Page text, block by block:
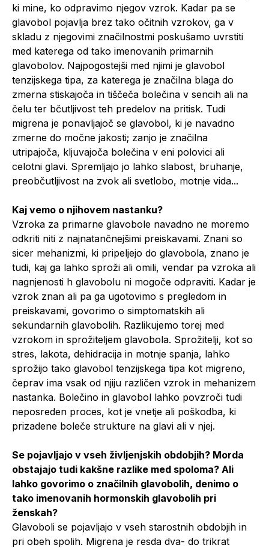
ki mine, ko odpravimo njegov vzrok. Kadar pa se
glavobol pojavlja brez tako očitnih vzrokov, ga v
skladu z njegovimi značilnostmi poskušamo uvrstiti
med katerega od tako imenovanih primarnih
glavobolov. Najpogostejši med njimi je glavobol
tenzijskega tipa, za katerega je značilna blaga do
zmerna stiskajoča in tiščeča bolečina v sencih ali na
čelu ter bčutljivost teh predelov na pritisk. Tudi
migrena je ponavljajoč se glavobol, ki je navadno
zmerne do močne jakosti; zanjo je značilna
utripajoča, kljuvajoča bolečina v eni polovici ali
celotni glavi. Spremljajo jo lahko slabost, bruhanje,
preobčutljivost na zvok ali svetlobo, motnje vida...
Kaj vemo o njihovem nastanku?
Vzroka za primarne glavobole navadno ne moremo
odkriti niti z najnatančnejšimi preiskavami. Znani so
sicer mehanizmi, ki pripeljejo do glavobola, znano je
tudi, kaj ga lahko sproži ali omili, vendar pa vzroka ali
nagnjenosti h glavobolu ni mogoče odpraviti. Kadar je
vzrok znan ali pa ga ugotovimo s pregledom in
preiskavami, govorimo o simptomatskih ali
sekundarnih glavobolih. Razlikujemo torej med
vzrokom in sprožiteljem glavobola. Sprožitelji, kot so
stres, lakota, dehidracija in motnje spanja, lahko
sprožijo tako glavobol tenzijskega tipa kot migreno,
čeprav ima vsak od njiju različen vzrok in mehanizem
nastanka. Bolečino in glavobol lahko povzroči tudi
neposreden proces, kot je vnetje ali poškodba, ki
prizadene boleče strukture na glavi ali v njej.
Se pojavljajo v vseh življenjskih obdobjih? Morda
obstajajo tudi kakšne razlike med spoloma? Ali
lahko govorimo o značilnih glavobolih, denimo o
tako imenovanih hormonskih glavobolih pri
ženskah?
Glavoboli se pojavljajo v vseh starostnih obdobjih in
pri obeh spolih. Migrena je resda dva- do trikrat